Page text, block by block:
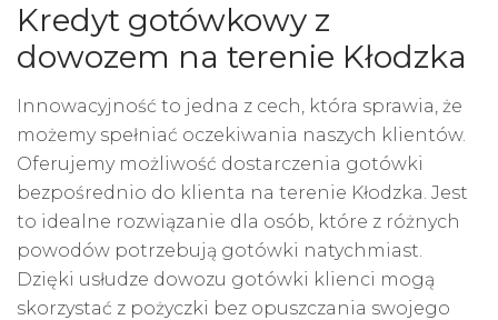
Kredyt gotówkowy z
dowozem na terenie Kłodzka
Innowacyjność to jedna z cech, która sprawia, że
możemy spełniać oczekiwania naszych klientów.
Oferujemy możliwość dostarczenia gotówki
bezpośrednio do klienta na terenie Kłodzka. Jest
to idealne rozwiązanie dla osób, które z różnych
powodów potrzebują gotówki natychmiast.
Dzięki usłudze dowozu gotówki klienci mogą
skorzystać z pożyczki bez opuszczania swojego